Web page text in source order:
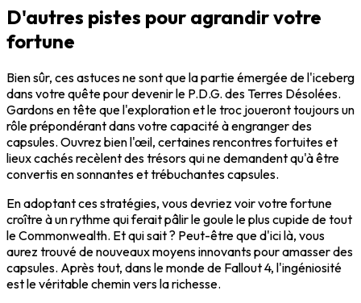
D'autres pistes pour agrandir votre
fortune
Bien sûr, ces astuces ne sont que la partie émergée de l'iceberg
dans votre quête pour devenir le P.D.G. des Terres Désolées.
Gardons en tête que l'exploration et le troc joueront toujours un
rôle prépondérant dans votre capacité à engranger des
capsules. Ouvrez bien l'œil, certaines rencontres fortuites et
lieux cachés recèlent des trésors qui ne demandent qu'à être
convertis en sonnantes et trébuchantes capsules.
En adoptant ces stratégies, vous devriez voir votre fortune
croître à un rythme qui ferait pâlir le goule le plus cupide de tout
le Commonwealth. Et qui sait ? Peut-être que d'ici là, vous
aurez trouvé de nouveaux moyens innovants pour amasser des
capsules. Après tout, dans le monde de Fallout 4, l'ingéniosité
est le véritable chemin vers la richesse.